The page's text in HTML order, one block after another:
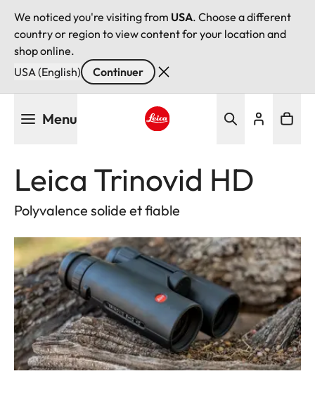
We noticed you're visiting from USA. Choose a different
country or region to view content for your location and
shop online.
USA (English)
Continuer
Menu
Leica Trinovid HD
Polyvalence solide et fiable